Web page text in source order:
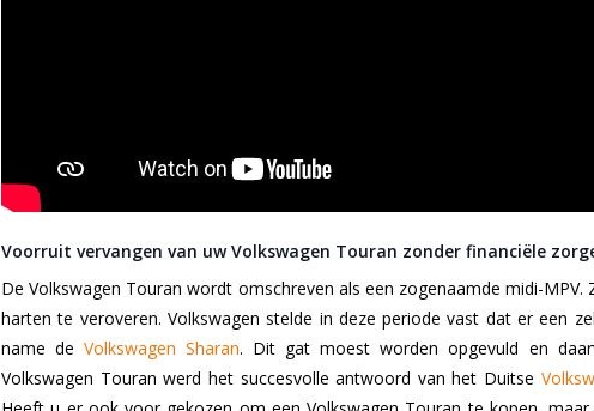
Voorruit vervangen van uw Volkswagen Touran zonder financiële
De Volkswagen Touran wordt omschreven als een zogenaamde midi-
harten te veroveren. Volkswagen stelde in deze periode vast dat er een
name deVolkswagen Sharan. Dit gat moest worden opgevuld en
Volkswagen Touran werd het succesvolle antwoord van het Duitse